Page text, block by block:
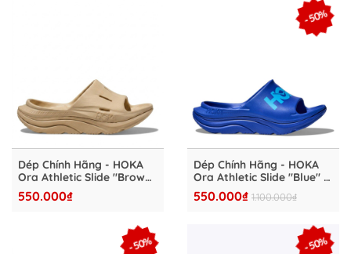
Dép Chính Hãng - HOKA
Ora Athletic Slide "Brown"
- HKA4827-05
550.000₫
- 50%
Dép Chính Hãng - HOKA
Ora Athletic Slide "Blue" -
HKA4827-04
550.000₫ 1.100.000₫
- 50% - 50%